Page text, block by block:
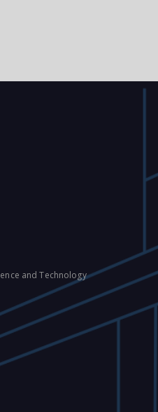
and Technology